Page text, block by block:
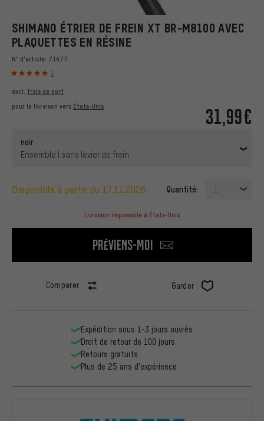
SHIMANO ÉTRIER DE FREIN XT BR-M8100 AVEC
PLAQUETTES EN RÉSINE
N° d'article: 71477
2
31,99€
excl. frais de port
pour la livraison vers États-Unis
noir
Ensemble | sans levier de frein
disponible à partir du 17.11.2026 Quantité: 1
Livraison impossible à États-Unis
Préviens-moi
Comparer Garder
Expédition sous 1-3 jours ouvrés
Droit de retour de 100 jours
Retours gratuits
Plus de 25 ans d'expérience